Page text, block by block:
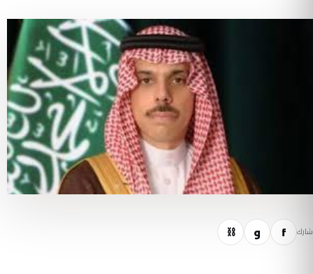
شارك f و ⛓